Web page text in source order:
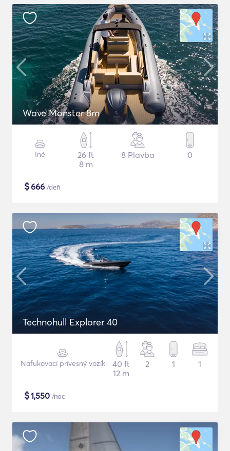
Wave Monster 8m
Iné
26 ft
8 m
8 Plavba 0
$666 /deň
Technohull Explorer 40
Nafukovací prívesný vozík
40 ft
12 m
2 1 1
$1,550 /noc